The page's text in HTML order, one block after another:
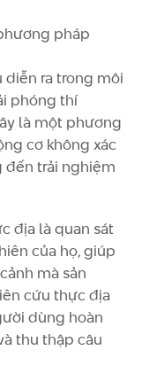
pháp
ra trong môi
phóng thí
là một phương
cơ không xác
đến trải nghiệm
địa là quan sát
của họ, giúp
mà sản
cứu thực địa
dùng hoàn
thu thập câu